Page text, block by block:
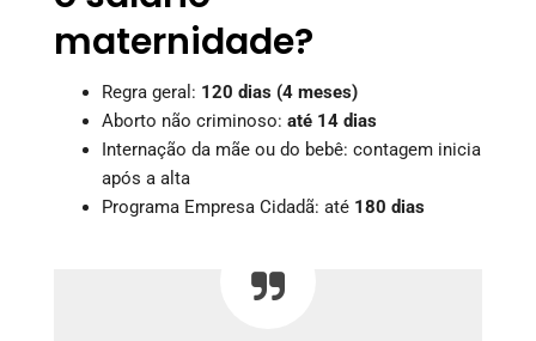
maternidade?
Regra geral: 120 dias (4 meses)
Aborto não criminoso: até 14 dias
Internação da mãe ou do bebê: contagem inicia
após a alta
Programa Empresa Cidadã: até 180 dias